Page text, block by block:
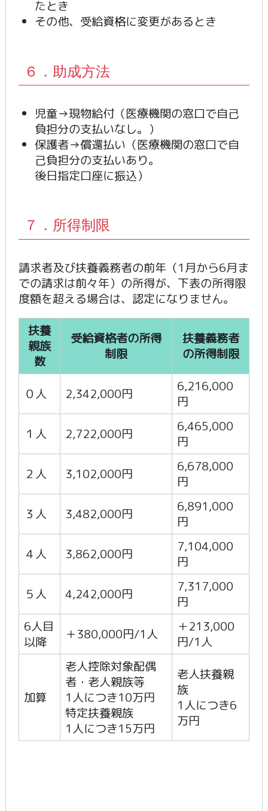
たとき
その他、受給資格に変更があるとき
６．助成方法
児童→現物給付（医療機関の窓口で自己
負担分の支払いなし。）
保護者→償還払い（医療機関の窓口で自
己負担分の支払いあり。
後日指定口座に振込）
７．所得制限
請求者及び扶養義務者の前年（1月から6月ま
での請求は前々年）の所得が、下表の所得限
度額を超える場合は、認定になりません。
扶養
親族
数
受給資格者の所得
制限
扶養義務者
の所得制限
０人 2,342,000円
6,216,000
円
１人
2,722,000円
6,465,000
円
２人
3,102,000円
6,678,000
円
３人
3,482,000円
6,891,000
円
４人
3,862,000円
7,104,000
円
５人
4,242,000円
7,317,000
円
6人目
以降
＋380,000円/1人
＋213,000
円/1人
加算
老人控除対象配偶
者・老人親族等
1人につき10万円
特定扶養親族
1人につき15万円
老人扶養親
族
1人につき6
万円